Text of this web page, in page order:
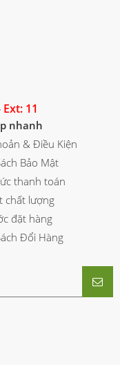
11
nhanh
& Điều Kiện
Bảo Mật
thanh toán
chất lượng
đặt hàng
Đổi Hàng